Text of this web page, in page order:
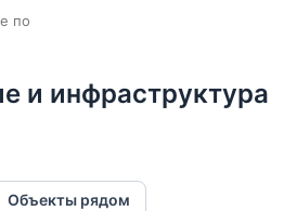
по
и инфраструктура
Объекты рядом